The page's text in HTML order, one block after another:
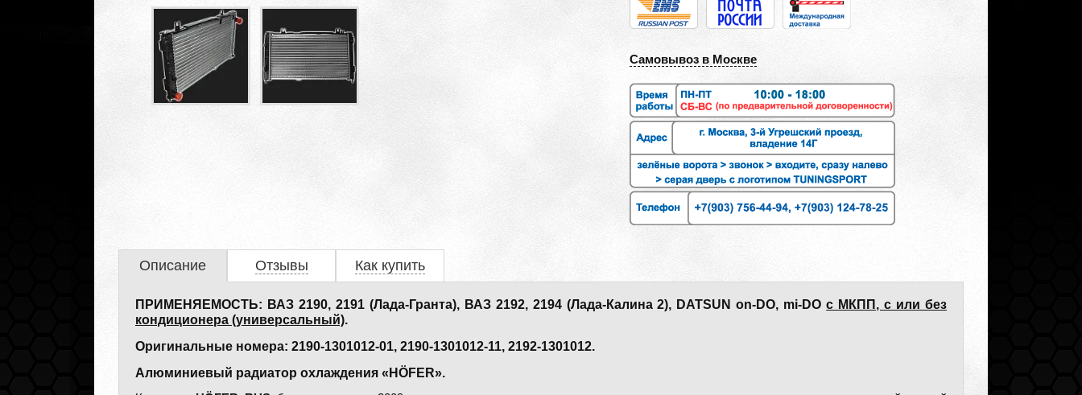
Самовывоз в Москве
Описание Отзывы Как купить
ПРИМЕНЯЕМОСТЬ: ВАЗ 2190, 2191 (Лада-Гранта), ВАЗ 2192, 2194 (Лада-Калина 2), DATSUN on-DO, mi-DOс МКПП, с или без
кондиционера (универсальный).
Оригинальные номера: 2190-1301012-01, 2190-1301012-11, 2192-1301012.
Алюминиевый радиатор охлаждения «HÖFER».